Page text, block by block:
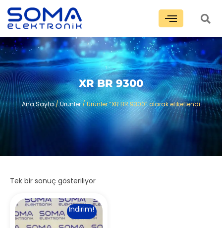
XR BR 9300
Ana Sayfa/Ürünler/ Ürünler “XR BR 9300” olarak etiketlendi
Tek bir sonuç gösteriliyor
İndirim!